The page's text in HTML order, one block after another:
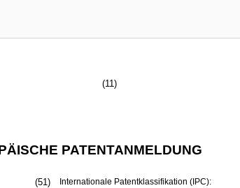
(11)
PATENTANMELDUNG
(51)
Internationale Patentklassifikation (IPC):